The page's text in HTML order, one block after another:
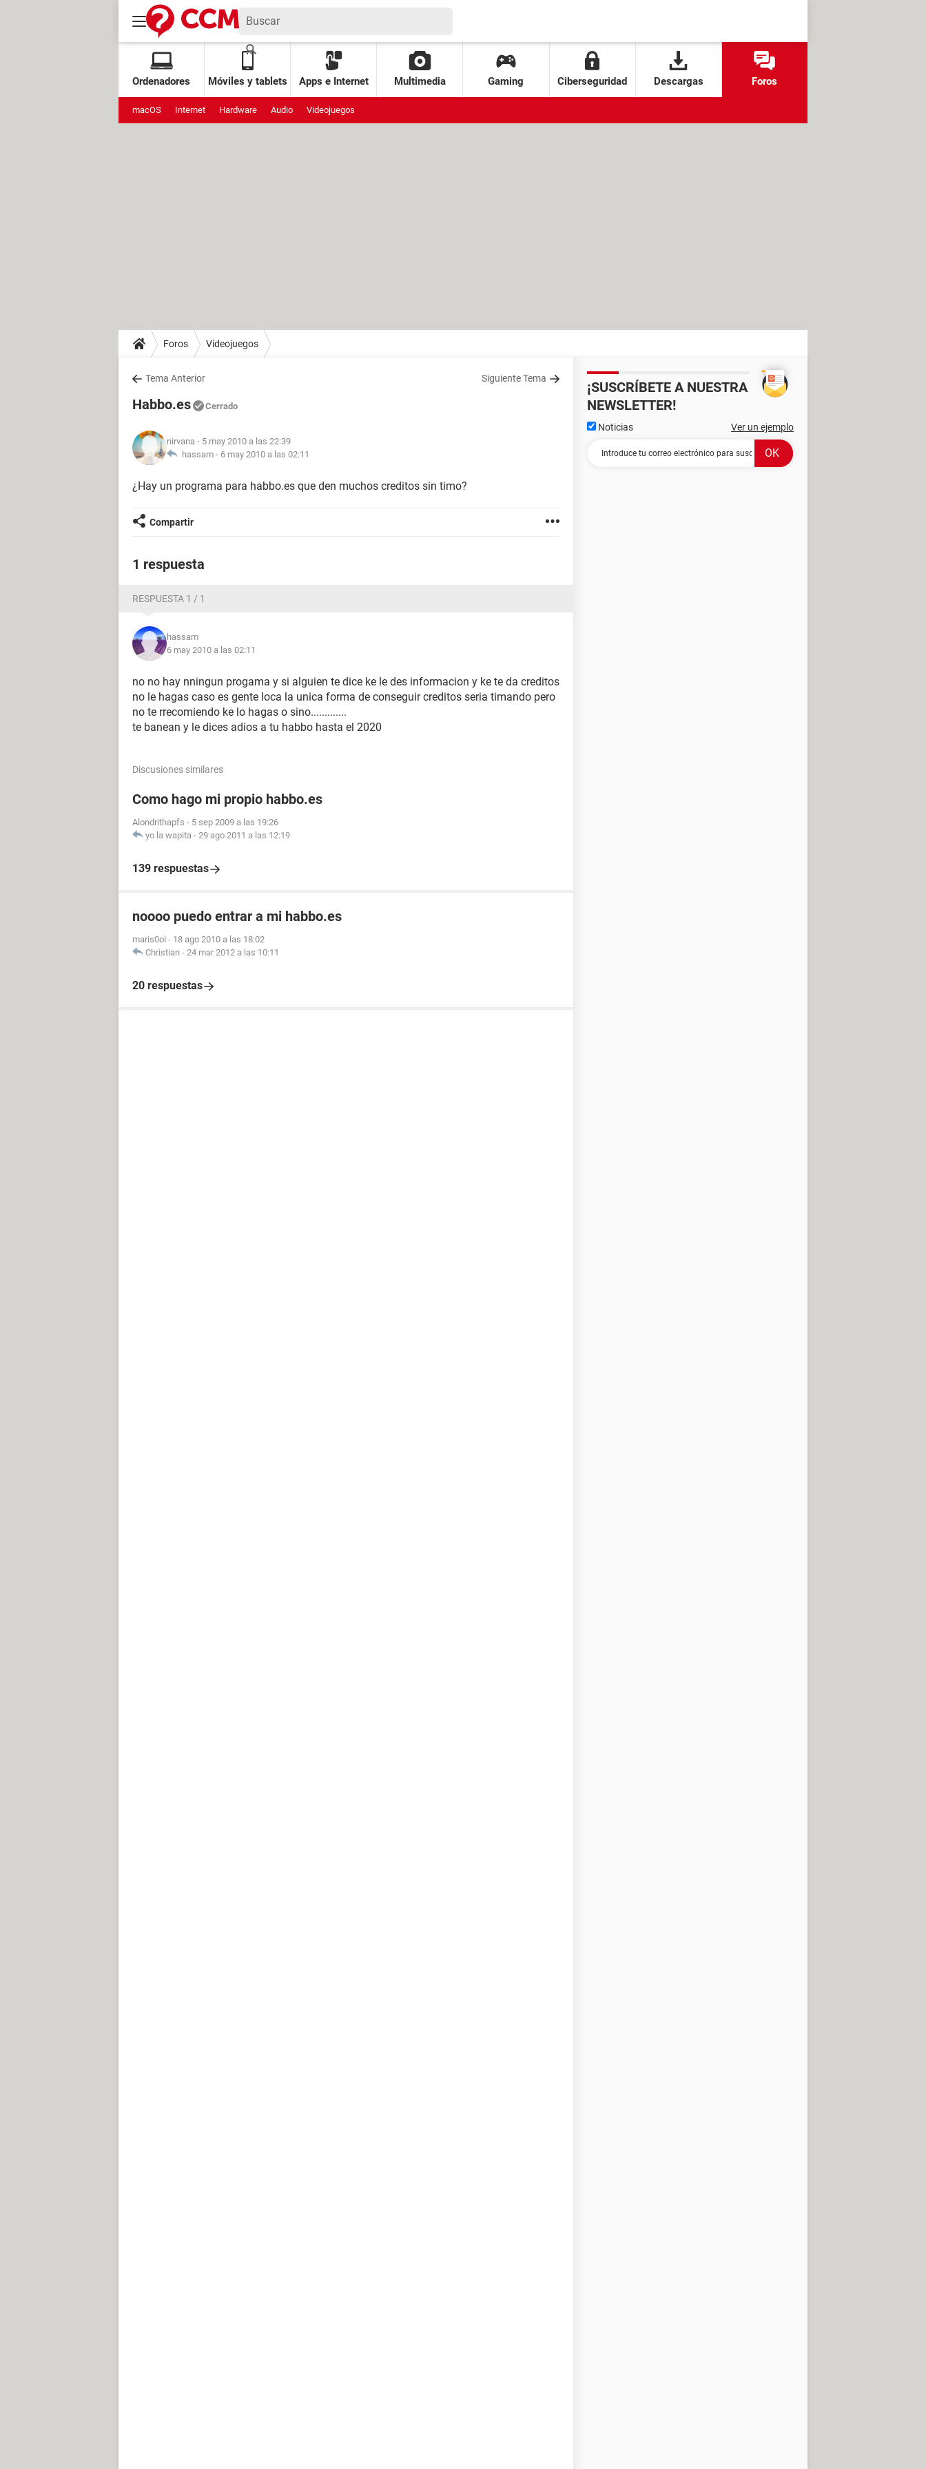
Ordenadores Móviles y tablets Apps e Internet Multimedia Gaming Ciberseguridad Descargas Foros
macOS Internet Hardware Audio Videojuegos
Foros Videojuegos
Tema Anterior Siguiente Tema
Habbo.es Cerrado
nirvana - 5 may 2010 a las 22:39
hassam - 6 may 2010 a las 02:11
¿Hay un programa para habbo.es que den muchos creditos sin timo?
Compartir
1 respuesta
RESPUESTA 1 / 1
hassam
6 may 2010 a las 02:11
no no hay nningun progama y si alguien te dice ke le des informacion y ke te da creditos
no le hagas caso es gente loca la unica forma de conseguir creditos seria timando pero
no te rrecomiendo ke lo hagas o sino.............
te banean y le dices adios a tu habbo hasta el 2020
Discusiones similares
Como hago mi propio habbo.es
Alondrithapfs - 5 sep 2009 a las 19:26
yo la wapita - 29 ago 2011 a las 12:19
139 respuestas
noooo puedo entrar a mi habbo.es
maris0ol - 18 ago 2010 a las 18:02
Christian - 24 mar 2012 a las 10:11
20 respuestas
¡SUSCRÍBETE A NUESTRA
NEWSLETTER!
Noticias Ver un ejemplo